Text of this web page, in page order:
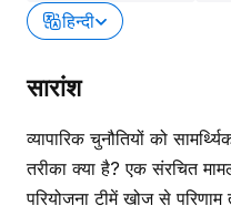
हिन्दी
सारांश
व्यापारिक चुनौतियों को
तरीका क्या है? एक संरचित
परियोजना टीमें खोज से